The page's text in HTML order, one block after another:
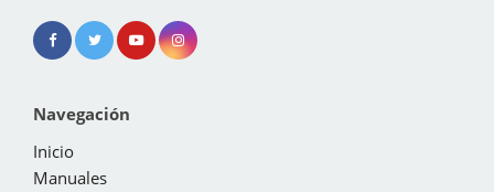
Navegación
Inicio
Manuales